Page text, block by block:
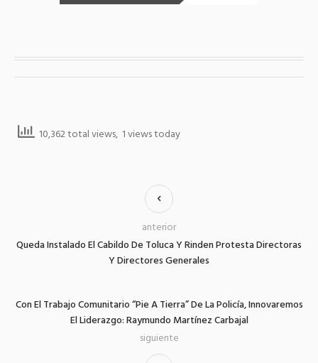
10,362 total views, 1 views today
Queda Instalado El Cabildo De Toluca Y Rinden Protesta Directoras
Y Directores Generales
anterior
Con El Trabajo Comunitario “Pie A Tierra” De La Policía, Innovaremos
El Liderazgo: Raymundo Martínez Carbajal
siguiente